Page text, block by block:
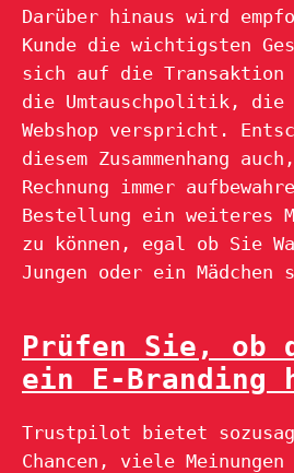
Darüber hinaus wird
Kunde die wichtigsten
sich auf die Transaktion
die Umtauschpolitik,
Webshop verspricht.
diesem Zusammenhang
Rechnung immer
Bestellung ein weiteres
zu können, egal ob Sie
Jungen oder ein Mädchen
Prüfen Sie, ob
ein E-Branding
Trustpilot bietet
Chancen, viele